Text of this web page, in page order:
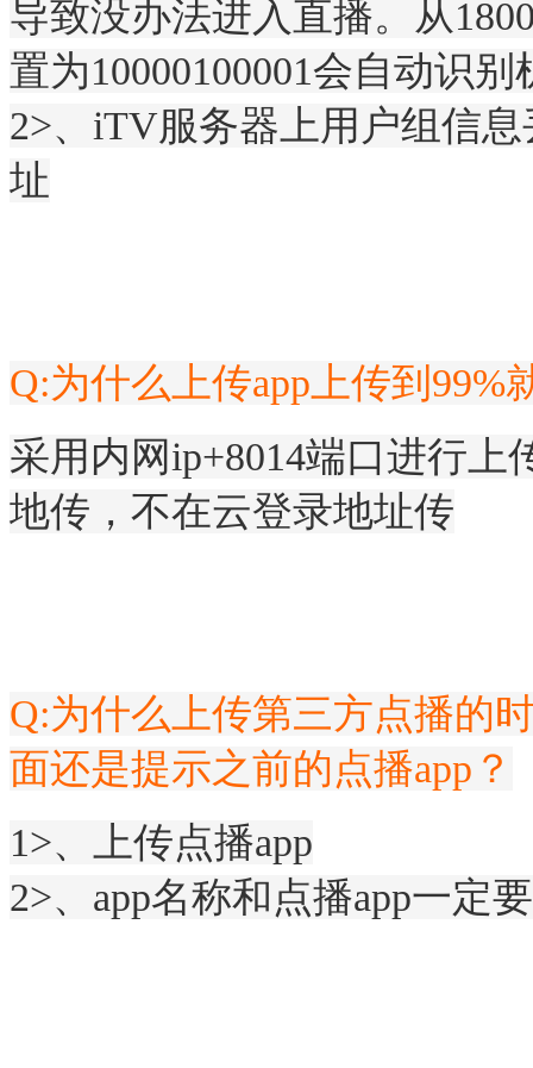
导致没办法进入直播。从
置为10000100001会自动识
2>、iTV服务器上用户组信
址
Q:为什么上传app上传到99%
采用内网ip+8014端口进行
地传，不在云登录地址传
Q:为什么上传第三方点播的
面还是提示之前的点播app？
1>、上传点播app
2>、app名称和点播app一定